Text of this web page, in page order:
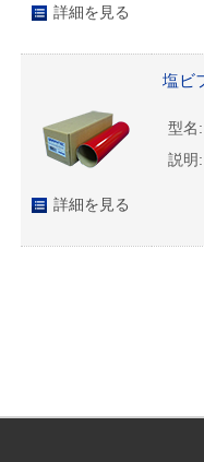
詳細を見る
詳細を見る
塩ビ
型名:
説明: